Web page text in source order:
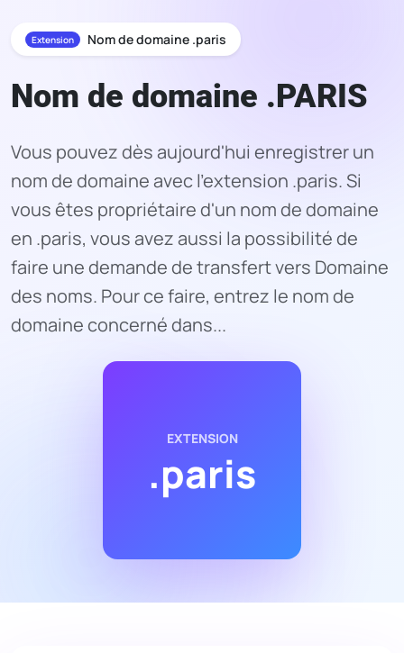
Extension Nom de domaine .paris
Nom de domaine .PARIS
Vous pouvez dès aujourd'hui enregistrer un
nom de domaine avec l'extension .paris. Si
vous êtes propriétaire d'un nom de domaine
en .paris, vous avez aussi la possibilité de
faire une demande de transfert vers Domaine
des noms. Pour ce faire, entrez le nom de
domaine concerné dans...
EXTENSION
.paris